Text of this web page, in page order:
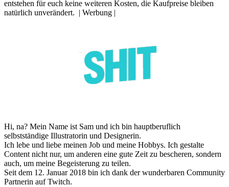
entstehen für euch keine weiteren Kosten, die Kaufpreise bleiben
natürlich unverändert. | Werbung |
Hi, na? Mein Name ist Sam und ich bin hauptberuflich
selbstständige Illustratorin und Designerin.
Ich lebe und liebe meinen Job und meine Hobbys. Ich gestalte
Content nicht nur, um anderen eine gute Zeit zu bescheren, sondern
auch, um meine Begeisterung zu teilen.
Seit dem 12. Januar 2018 bin ich dank der wunderbaren Community
Partnerin auf Twitch.